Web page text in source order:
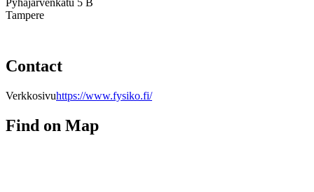
Pyhäjärvenkatu 5 B
Tampere
Contact
Verkkosivuhttps://www.fysiko.fi/
Find on Map